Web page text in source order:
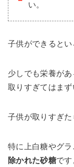
い。
子供ができるとい
少しでも栄養が
取りすぎてはま
子供が取りすぎ
特に上白糖やグ
除かれた砂糖です